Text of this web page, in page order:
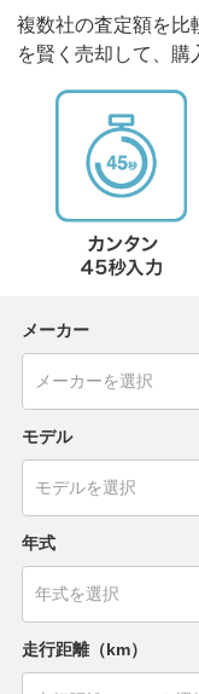
複数社の査定額を比
を賢く売却して、購
メーカー
モデル
年式
走行距離（km）